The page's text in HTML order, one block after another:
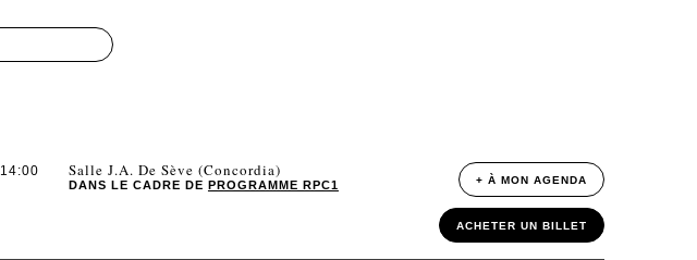
14:00 Salle J.A. De Sève (Concordia)
DANS LE CADRE DE PROGRAMME RPC1 + À MON AGENDA
ACHETER UN BILLET